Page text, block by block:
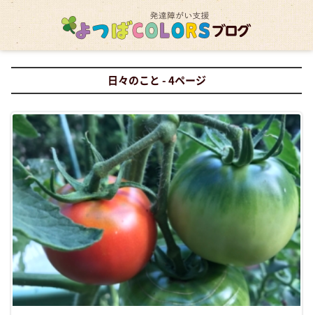
日々のこと - 4ページ